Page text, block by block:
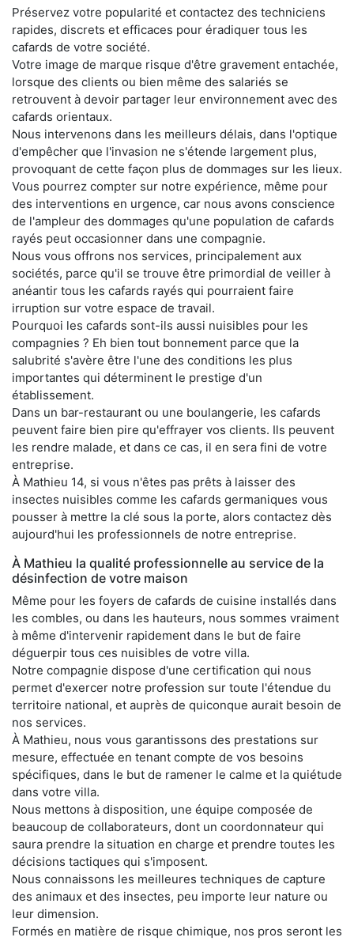
Préservez votre popularité et contactez des techniciens
rapides, discrets et efficaces pour éradiquer tous les
cafards de votre société.
Votre image de marque risque d'être gravement entachée,
lorsque des clients ou bien même des salariés se
retrouvent à devoir partager leur environnement avec des
cafards orientaux.
Nous intervenons dans les meilleurs délais, dans l'optique
d'empêcher que l'invasion ne s'étende largement plus,
provoquant de cette façon plus de dommages sur les lieux.
Vous pourrez compter sur notre expérience, même pour
des interventions en urgence, car nous avons conscience
de l'ampleur des dommages qu'une population de cafards
rayés peut occasionner dans une compagnie.
Nous vous offrons nos services, principalement aux
sociétés, parce qu'il se trouve être primordial de veiller à
anéantir tous les cafards rayés qui pourraient faire
irruption sur votre espace de travail.
Pourquoi les cafards sont-ils aussi nuisibles pour les
compagnies ? Eh bien tout bonnement parce que la
salubrité s'avère être l'une des conditions les plus
importantes qui déterminent le prestige d'un
établissement.
Dans un bar-restaurant ou une boulangerie, les cafards
peuvent faire bien pire qu'effrayer vos clients. Ils peuvent
les rendre malade, et dans ce cas, il en sera fini de votre
entreprise.
À Mathieu 14, si vous n'êtes pas prêts à laisser des
insectes nuisibles comme les cafards germaniques vous
pousser à mettre la clé sous la porte, alors contactez dès
aujourd'hui les professionnels de notre entreprise.
À Mathieu la qualité professionnelle au service de la
désinfection de votre maison
Même pour les foyers de cafards de cuisine installés dans
les combles, ou dans les hauteurs, nous sommes vraiment
à même d'intervenir rapidement dans le but de faire
déguerpir tous ces nuisibles de votre villa.
Notre compagnie dispose d'une certification qui nous
permet d'exercer notre profession sur toute l'étendue du
territoire national, et auprès de quiconque aurait besoin de
nos services.
À Mathieu, nous vous garantissons des prestations sur
mesure, effectuée en tenant compte de vos besoins
spécifiques, dans le but de ramener le calme et la quiétude
dans votre villa.
Nous mettons à disposition, une équipe composée de
beaucoup de collaborateurs, dont un coordonnateur qui
saura prendre la situation en charge et prendre toutes les
décisions tactiques qui s'imposent.
Nous connaissons les meilleures techniques de capture
des animaux et des insectes, peu importe leur nature ou
leur dimension.
Formés en matière de risque chimique, nos pros seront les